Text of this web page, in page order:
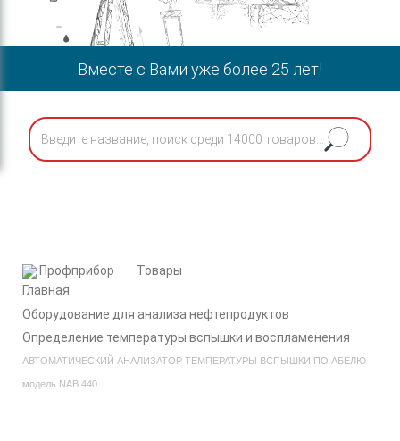
Вместе с Вами уже более 25 лет!
Профприбор Товары
Оборудование для анализа нефтепродуктов
Определение температуры вспышки и воспламенения
АВТОМАТИЧЕСКИЙ АНАЛИЗАТОР ТЕМПЕРАТУРЫ ВСПЫШКИ ПО АБЕЛЮ
модель NAB 440